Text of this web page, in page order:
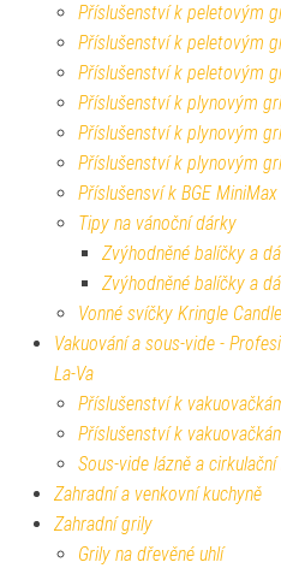
Příslušenství k peletovým
Příslušenství k peletovým
Příslušenství k peletovým
Příslušenství k plynovým
Příslušenství k plynovým
Příslušenství k plynovým
Příslušensví k BGE MiniMax
Tipy na vánoční dárky
Zvýhodněné balíčky a
Zvýhodněné balíčky a
Vonné svíčky Kringle Candle
Vakuování a sous-vide -
La-Va
Příslušenství k
Příslušenství k
Sous-vide lázně a cirkulační
Zahradní a venkovní kuchyně
Zahradní grily
Grily na dřevěné uhlí